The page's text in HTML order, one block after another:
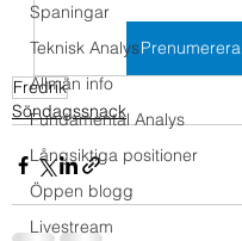
Spaningar
Teknisk Analys
Allmän info
Fundamental Analys
Långsiktiga positioner
Öppen blogg
Livestream
Prenumerera
Fredrik
Söndagssnack